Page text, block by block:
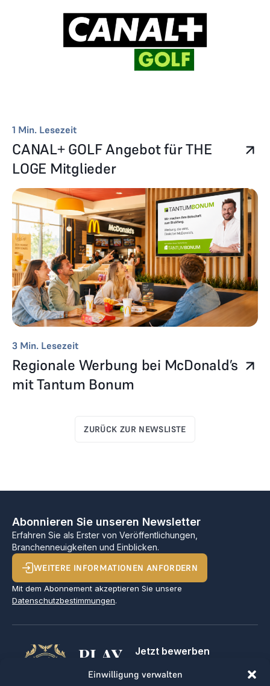
Einwilligung verwalten
1 Min. Lesezeit
CANAL+ GOLF Angebot für THE
LOGE Mitglieder
3 Min. Lesezeit
Regionale Werbung bei McDonald’s
mit Tantum Bonum
ZURÜCK ZUR NEWSLISTE
Abonnieren Sie unseren Newsletter
Erfahren Sie als Erster von Veröffentlichungen,
Branchenneuigkeiten und Einblicken.
WEITERE INFORMATIONEN ANFORDERN
Mit dem Abonnement akzeptieren Sie unsere
Datenschutzbestimmungen.
PLAY
GOLF,
Jetzt bewerben
Kontakt